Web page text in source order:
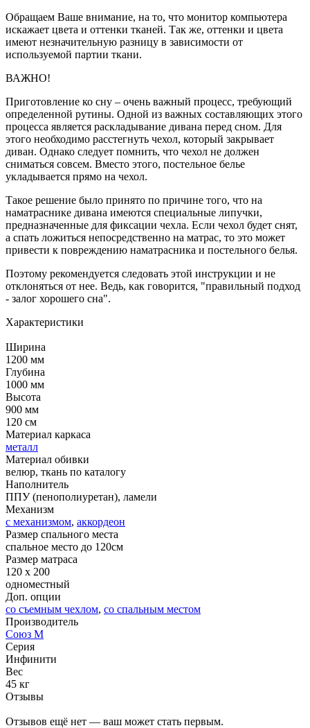
Обращаем Ваше внимание, на то, что монитор компьютера
искажает цвета и оттенки тканей. Так же, оттенки и цвета
имеют незначительную разницу в зависимости от
используемой партии ткани.
ВАЖНО!
Приготовление ко сну – очень важный процесс, требующий
определенной рутины. Одной из важных составляющих этого
процесса является раскладывание дивана перед сном. Для
этого необходимо расстегнуть чехол, который закрывает
диван. Однако следует помнить, что чехол не должен
сниматься совсем. Вместо этого, постельное белье
укладывается прямо на чехол.
Такое решение было принято по причине того, что на
наматраснике дивана имеются специальные липучки,
предназначенные для фиксации чехла. Если чехол будет снят,
а спать ложиться непосредственно на матрас, то это может
привести к повреждению наматрасника и постельного белья.
Поэтому рекомендуется следовать этой инструкции и не
отклоняться от нее. Ведь, как говорится, "правильный подход
- залог хорошего сна".
Характеристики
Ширина
1200 мм
Глубина
1000 мм
Высота
900 мм
120 см
Материал каркаса
металл
Материал обивки
велюр, ткань по каталогу
Наполнитель
ППУ (пенополиуретан), ламели
Механизм
с механизмом, аккордеон
Размер спального места
спальное место до 120см
Размер матраса
120 x 200
одноместный
Доп. опции
со съемным чехлом, со спальным местом
Производитель
Союз М
Серия
Инфинити
Вес
45 кг
Отзывы
Отзывов ещё нет — ваш может стать первым.